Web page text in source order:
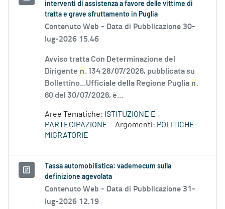
interventi di assistenza a favore delle vittime di
tratta e grave sfruttamento in Puglia
Contenuto Web - Data di Pubblicazione 30-
lug-2026 15.46
Avviso tratta Con Determinazione del
Dirigente n. 134 28/07/2026, pubblicata su
Bollettino...Ufficiale della Regione Puglia n.
60 del 30/07/2026, è...
Aree Tematiche: ISTITUZIONE E
PARTECIPAZIONE
Argomenti: POLITICHE
MIGRATORIE
Tassa automobilistica: vademecum sulla
definizione agevolata
Contenuto Web - Data di Pubblicazione 31-
lug-2026 12.19